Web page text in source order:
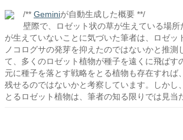
/** Geminiが自動生成した概要 **/
壁際で、ロゼット状の草が生えている場所
が生えていないことに気づいた筆者は、ロゼッ
ノコログサの発芽を抑えたのではないかと推測
て、多くのロゼット植物が種子を遠くに飛ばす
元に種子を落とす戦略をとる植物も存在すれば
残せるのではないかと考察しています。しかし
とるロゼット植物は、筆者の知る限りでは見当